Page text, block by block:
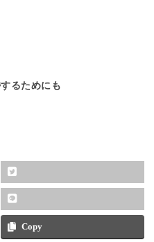
るためにも
Copy